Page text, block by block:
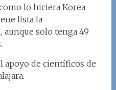
lo hiciera Korea
lista la
aunque solo tenga 49
apoyo de científicos de